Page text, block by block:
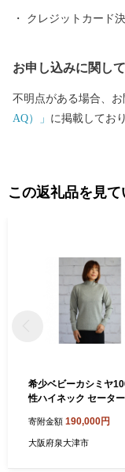
クレジットカード
お申し込みに関して
不明点がある場合、
AQ）」 に掲載してお
この返礼品を見
希少ベビーカシミヤ
性ハイネック セータ
[0901]
寄附金額 190,000円
大阪府泉大津市